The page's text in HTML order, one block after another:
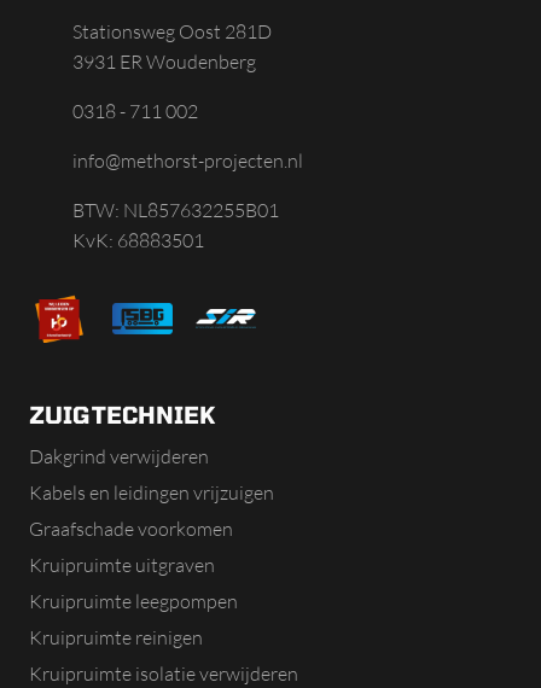
Stationsweg Oost 281D
3931 ER Woudenberg
0318 - 711 002
info@methorst-projecten.nl
BTW: NL857632255B01
KvK: 68883501
ZUIGTECHNIEK
Dakgrind verwijderen
Kabels en leidingen vrijzuigen
Graafschade voorkomen
Kruipruimte uitgraven
Kruipruimte leegpompen
Kruipruimte reinigen
Kruipruimte isolatie verwijderen